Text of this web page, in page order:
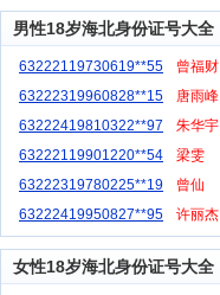
男性18岁海北身份证号大全
63222119730619**55 曾福财
63222319960828**15
唐雨峰
63222419810322**97
朱华宇
63222119901220**54
梁雯
63222319780225**19
曾仙
63222419950827**95
许丽杰
女性18岁海北身份证号大全